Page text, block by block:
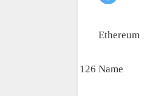
126
Ethereum
Name